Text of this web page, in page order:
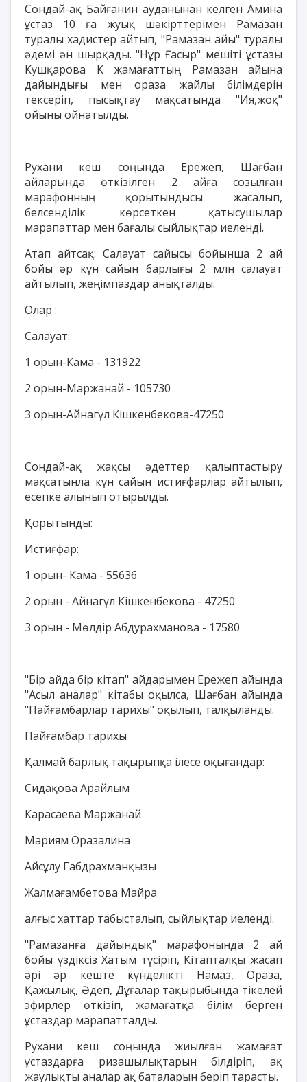
Сондай-ақ Байғанин ауданынан келген Амина
ұстаз 10 ға жуық шәкірттерімен Рамазан
туралы хадистер айтып, "Рамазан айы" туралы
әдемі ән шырқады. "Нұр Ғасыр" мешіті ұстазы
Кушқарова К жамағаттың Рамазан айына
дайындығы мен ораза жайлы білімдерін
тексеріп, пысықтау мақсатында "Ия,жоқ"
ойыны ойнатылды.
Рухани кеш соңында Ережеп, Шағбан
айларында өткізілген 2 айға созылған
марафонның қорытындысы жасалып,
белсенділік көрсеткен қатысушылар
марапаттар мен бағалы сыйлықтар иеленді.
Атап айтсақ: Салауат сайысы бойынша 2 ай
бойы әр күн сайын барлығы 2 млн салауат
айтылып, жеңімпаздар анықталды.
Олар :
Салауат:
1 орын-Кама - 131922
2 орын-Маржанай - 105730
3 орын-Айнагүл Кішкенбекова-47250
Сондай-ақ жақсы әдеттер қалыптастыру
мақсатынла күн сайын истиғфарлар айтылып,
есепке алынып отырылды.
Қорытынды:
Истиғфар:
1 орын- Кама - 55636
2 орын - Айнагүл Кішкенбекова - 47250
3 орын - Мөлдір Абдурахманова - 17580
"Бір айда бір кітап" айдарымен Ережеп айында
"Асыл аналар" кітабы оқылса, Шағбан айында
"Пайғамбарлар тарихы" оқылып, талқыланды.
Пайғамбар тарихы
Қалмай барлық тақырыпқа ілесе оқығандар:
Сидақова Арайлым
Карасаева Маржанай
Мариям Оразалина
Айсұлу Габдрахманқызы
Жалмағамбетова Майра
алғыс хаттар табысталып, сыйлықтар иеленді.
"Рамазанға дайындық" марафонында 2 ай
бойы үздіксіз Хатым түсіріп, Кітапталқы жасап
әрі әр кеште күнделікті Намаз, Ораза,
Қажылық, Әдеп, Дұғалар тақырыбында тікелей
эфирлер өткізіп, жамағатқа білім берген
ұстаздар марапатталды.
Рухани кеш соңында жиылған жамағат
ұстаздарға ризашылықтарын білдіріп, ақ
жаулықты аналар ақ баталарын беріп тарасты.